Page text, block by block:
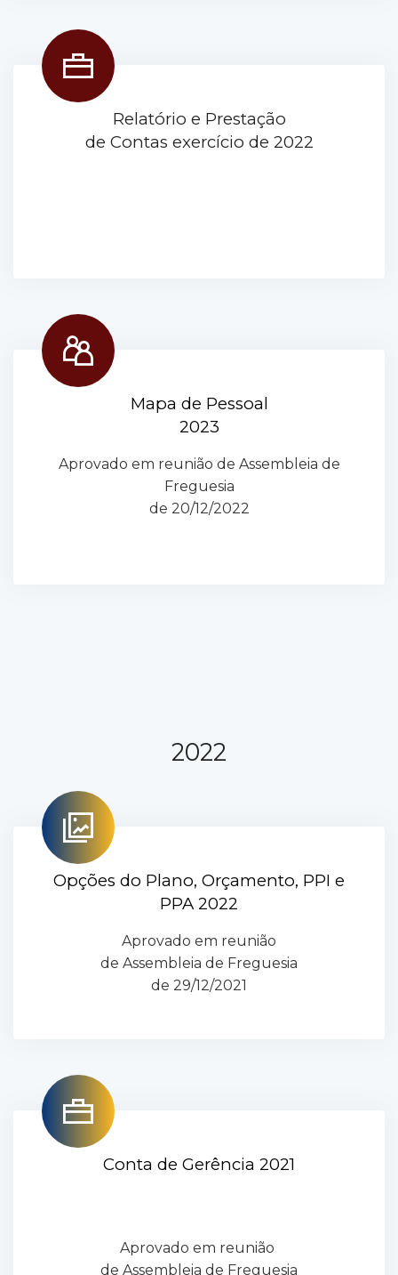
Relatório e Prestação
de Contas exercício de 2022
Mapa de Pessoal
2023
Aprovado em reunião de Assembleia de
Freguesia
de 20/12/2022
2022
Opções do Plano, Orçamento, PPI e
PPA 2022
Aprovado em reunião
de Assembleia de Freguesia
de 29/12/2021
Conta de Gerência 2021
Aprovado em reunião
de Assembleia de Freguesia